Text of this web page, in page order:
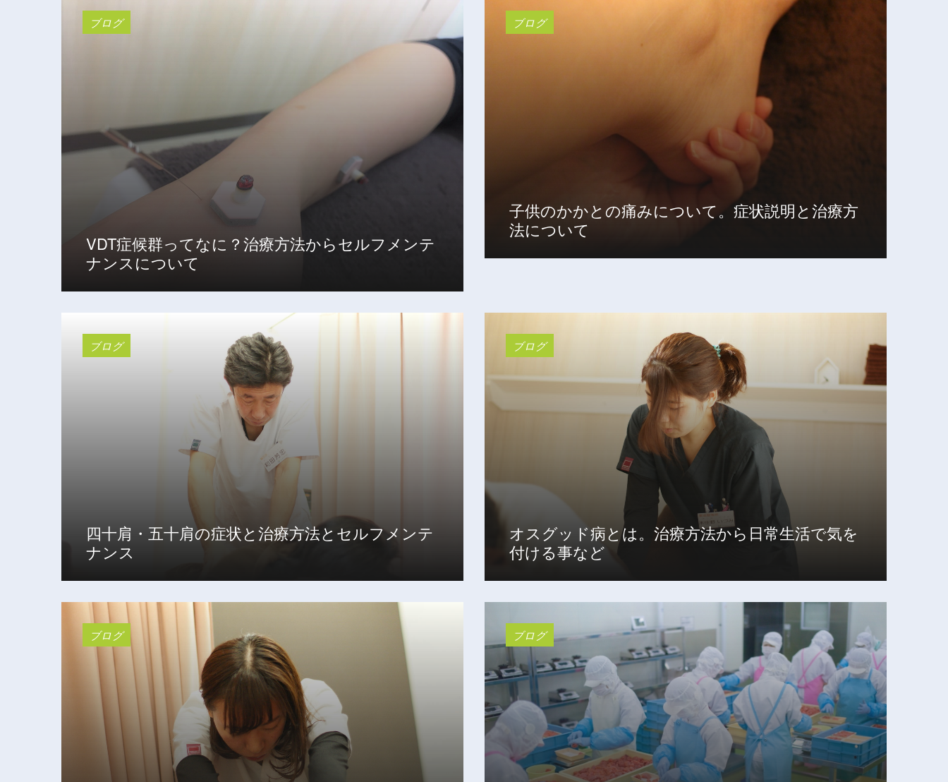
ブログ
VDT症候群ってなに？治療方法からセルフメンテ
ナンスについて
ブログ
子供のかかとの痛みについて。症状説明と治療方
法について
ブログ
四十肩・五十肩の症状と治療方法とセルフメンテ
ナンス
ブログ
オスグッド病とは。治療方法から日常生活で気を
付ける事など
ブログ ブログ